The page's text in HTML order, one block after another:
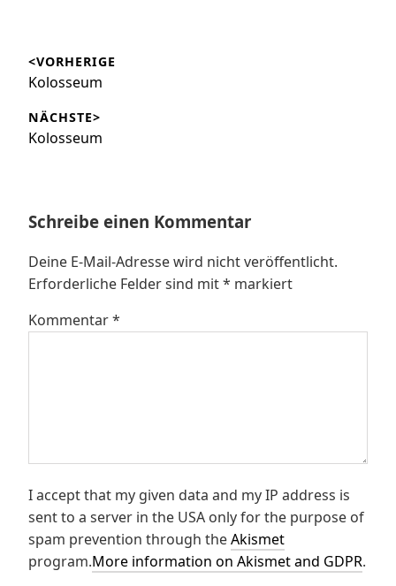
<VORHERIGE
Vorheriger
Kolosseum
NÄCHSTE>
Nächster
Kolosseum
Schreibe einen Kommentar
Deine E-Mail-Adresse wird nicht veröffentlicht.
Erforderliche Felder sind mit* markiert
Kommentar*
I accept that my given data and my IP address is
sent to a server in the USA only for the purpose of
spam prevention through theAkismet
program.More information on Akismet and GDPR.